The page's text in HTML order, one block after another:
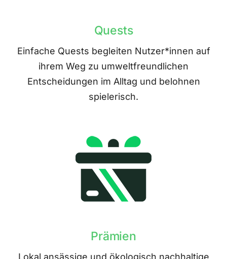
Quests
Einfache Quests begleiten Nutzer*innen auf
ihrem Weg zu umweltfreundlichen
Entscheidungen im Alltag und belohnen
spielerisch.
Prämien
Lokal ansässige und ökologisch nachhaltige